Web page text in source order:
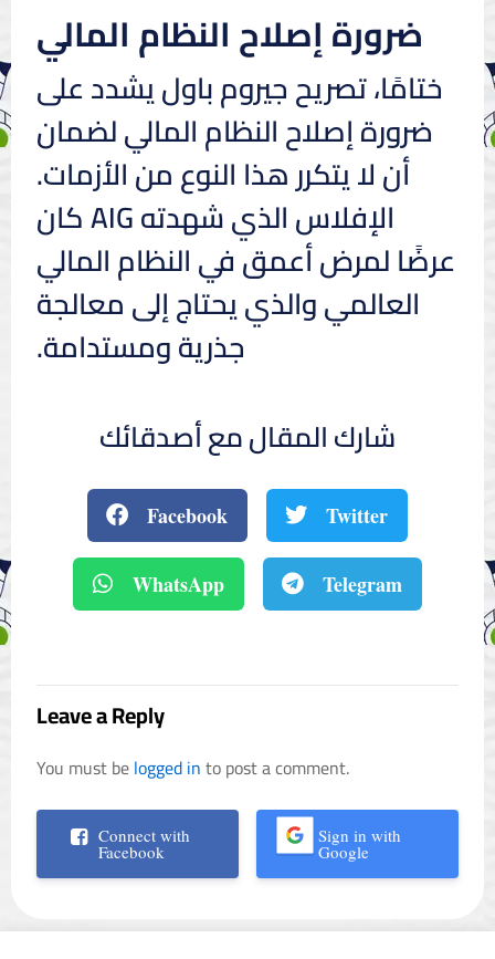
ضرورة إصلاح النظام المالي
ختامًا، تصريح جيروم باول يشدد على
ضرورة إصلاح النظام المالي لضمان
أن لا يتكرر هذا النوع من الأزمات.
الإفلاس الذي شهدته AIG كان
عرضًا لمرض أعمق في النظام المالي
العالمي والذي يحتاج إلى معالجة
جذرية ومستدامة.
شارك المقال مع أصدقائك
Facebook Twitter
WhatsApp Telegram
Leave a Reply
You must belogged into post a comment.
Connect with
Facebook
Sign in with
Google